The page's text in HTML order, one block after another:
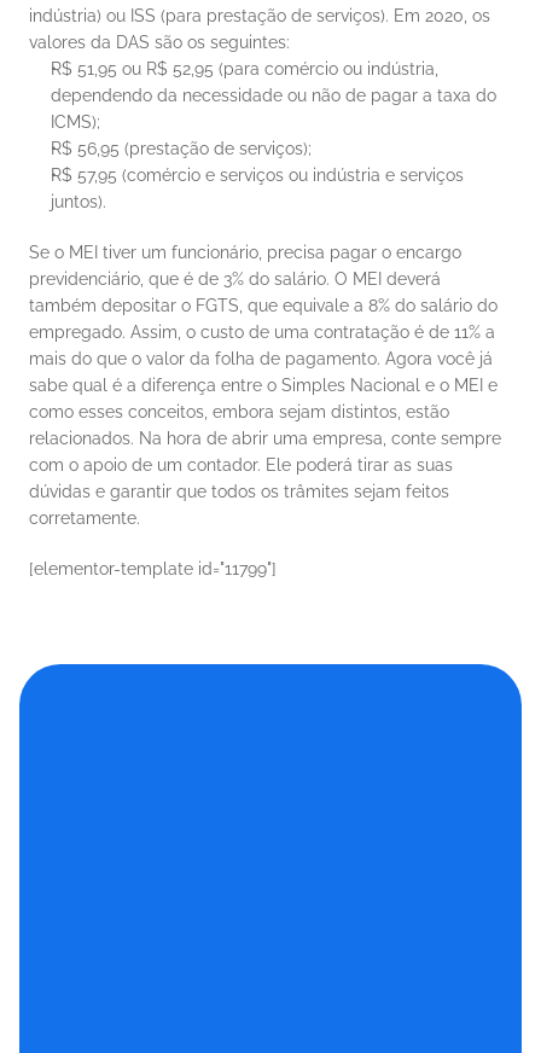
indústria) ou ISS (para prestação de serviços). Em 2020, os
valores da DAS são os seguintes:
R$ 51,95 ou R$ 52,95 (para comércio ou indústria,
dependendo da necessidade ou não de pagar a taxa do
ICMS);
R$ 56,95 (prestação de serviços);
R$ 57,95 (comércio e serviços ou indústria e serviços
juntos).
Se o MEI tiver um funcionário, precisa pagar o encargo
previdenciário, que é de 3% do salário. O MEI deverá
também depositar o FGTS, que equivale a 8% do salário do
empregado. Assim, o custo de uma contratação é de 11% a
mais do que o valor da folha de pagamento. Agora você já
sabe qual é a diferença entre o Simples Nacional e o MEI e
como esses conceitos, embora sejam distintos, estão
relacionados. Na hora de abrir uma empresa, conte sempre
com o apoio de um contador. Ele poderá tirar as suas
dúvidas e garantir que todos os trâmites sejam feitos
corretamente.
[elementor-template id="11799"]